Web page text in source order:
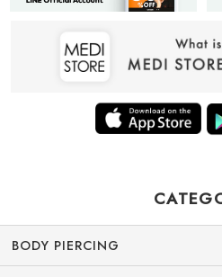
BODY PIERCING